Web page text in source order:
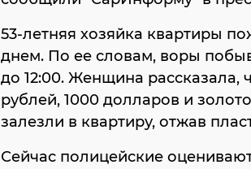
53-летняя хозяйка квартиры
днем. По ее словам, воры
до 12:00. Женщина рассказала,
рублей, 1000 долларов и
залезли в квартиру, отжав
Сейчас полицейские